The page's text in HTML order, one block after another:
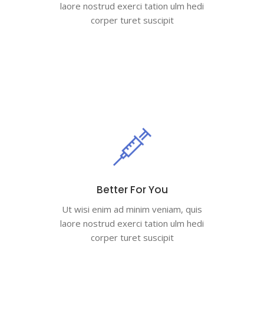
laore nostrud exerci tation ulm hedi
corper turet suscipit
Better For You
Ut wisi enim ad minim veniam, quis
laore nostrud exerci tation ulm hedi
corper turet suscipit